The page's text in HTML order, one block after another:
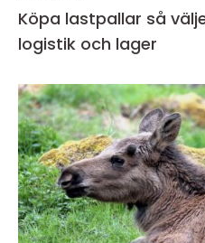
Köpa lastpallar så väljer företag rätt pall för
logistik och lager